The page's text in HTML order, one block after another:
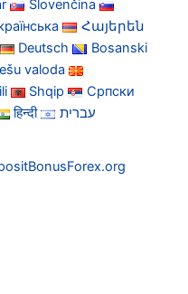
Slovenčina
Հայերեն
Deutsch
Bosanski
valoda
Shqip
Српски
हिन्दी עברית